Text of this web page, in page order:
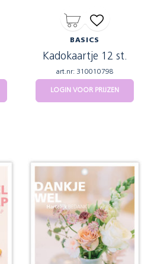
BASICS
Kadokaartje 12 st.
art.nr: 310010798
LOGIN VOOR PRIJZEN